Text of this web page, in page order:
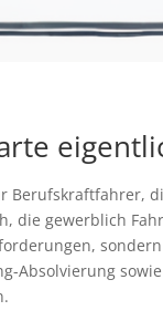
die gewerblich
Absolvierung